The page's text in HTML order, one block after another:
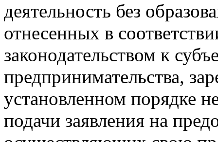
деятельность без
отнесенных в
законодательством к
предпринимательства,
установленном порядке
подачи заявления на